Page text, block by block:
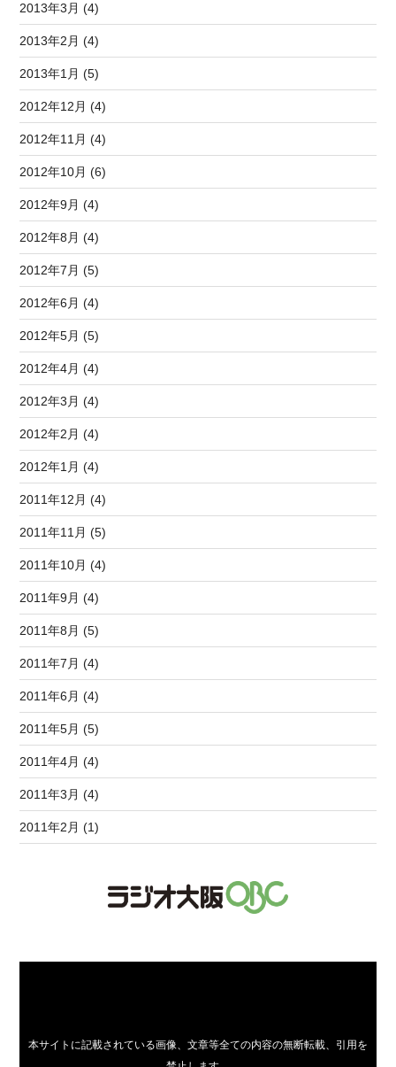
2013年3月 (4)
2013年2月 (4)
2013年1月 (5)
2012年12月 (4)
2012年11月 (4)
2012年10月 (6)
2012年9月 (4)
2012年8月 (4)
2012年7月 (5)
2012年6月 (4)
2012年5月 (5)
2012年4月 (4)
2012年3月 (4)
2012年2月 (4)
2012年1月 (4)
2011年12月 (4)
2011年11月 (5)
2011年10月 (4)
2011年9月 (4)
2011年8月 (5)
2011年7月 (4)
2011年6月 (4)
2011年5月 (5)
2011年4月 (4)
2011年3月 (4)
2011年2月 (1)
本サイトに記載されている画像、文章等全ての内容の無断転載、引用を